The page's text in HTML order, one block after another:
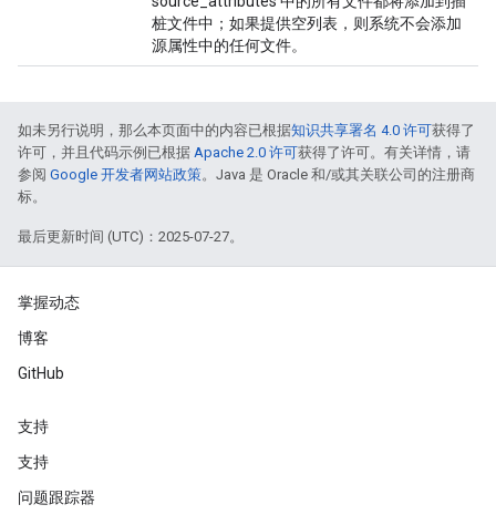
桩文件中；如果提供空列表，则系统不会添加
源属性中的任何文件。
如未另行说明，那么本页面中的内容已根据知识共享署名 4.0 许可获得了
许可，并且代码示例已根据 Apache 2.0 许可获得了许可。有关详情，请
参阅 Google 开发者网站政策。Java 是 Oracle 和/或其关联公司的注册商
标。
最后更新时间 (UTC)：2025-07-27。
掌握动态
博客
GitHub
支持
支持
问题跟踪器